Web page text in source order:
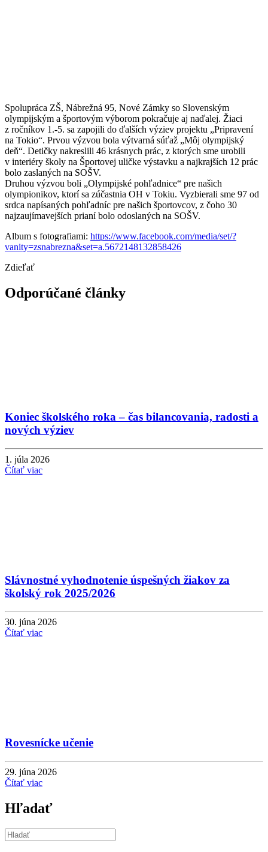
Spolupráca ZŠ, Nábrežná 95, Nové Zámky so Slovenským
olympijským a športovým výborom pokračuje aj naďalej. Žiaci
z ročníkov 1.-5. sa zapojili do ďalších výziev projektu „Pripravení
na Tokio“. Prvou výzvou bola výtvarná súťaž „Môj olympijský
deň“. Detičky nakreslili 46 krásnych prác, z ktorých sme urobili
v interiéry školy na Športovej uličke výstavku a najkrajších 12 prác
bolo zaslaných na SOŠV.
Druhou výzvou boli „Olympijské pohľadnice“ pre našich
olympionikov, ktorí sa zúčastnia OH v Tokiu. Vyzbierali sme 97 od
srdca napísaných pohľadníc pre našich športovcov, z čoho 30
najzaujímavejších prianí bolo odoslaných na SOŠV.
Album s fotografiami: https://www.facebook.com/media/set/?
vanity=zsnabrezna&set=a.5672148132858426
Zdieľať
Odporúčané články
Koniec školského roka – čas bilancovania, radosti a
nových výziev
1. júla 2026
Čítať viac
Slávnostné vyhodnotenie úspešných žiakov za
školský rok 2025/2026
30. júna 2026
Čítať viac
Rovesnícke učenie
29. júna 2026
Čítať viac
Hľadať